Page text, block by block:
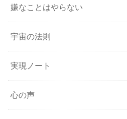
嫌なことはやらない
宇宙の法則
実現ノート
心の声